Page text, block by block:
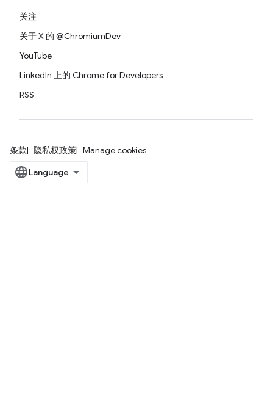
关注
关于 X 的 @ChromiumDev
YouTube
LinkedIn 上的 Chrome for Developers
RSS
条款 隐私权政策 Manage cookies